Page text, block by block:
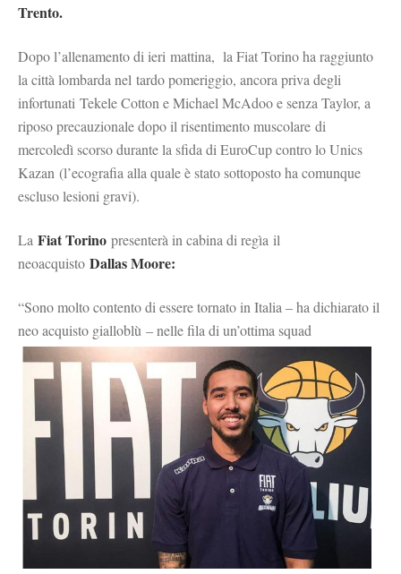
Trento.
Dopo l’allenamento di ieri mattina, la Fiat Torino ha raggiunto
la città lombarda nel tardo pomeriggio, ancora priva degli
infortunati Tekele Cotton e Michael McAdoo e senza Taylor, a
riposo precauzionale dopo il risentimento muscolare di
mercoledì scorso durante la sfida di EuroCup contro lo Unics
Kazan (l’ecografia alla quale è stato sottoposto ha comunque
escluso lesioni gravi).
La Fiat Torino presenterà in cabina di regìa il
neoacquisto Dallas Moore:
“Sono molto contento di essere tornato in Italia – ha dichiarato il
neo acquisto gialloblù – nelle fila di un’ottima squad